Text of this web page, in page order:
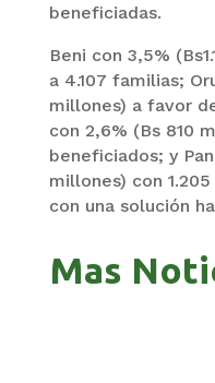
beneficiadas.
Beni con 3,5%
a 4.107 familias;
millones) a favor
con 2,6% (Bs 810
beneficiados; y
millones) con
con una solución
Mas